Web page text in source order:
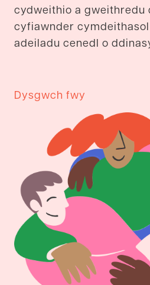
cydweithio a gweithredu
cyfiawnder
adeiladu cenedl o
Dysgwch fwy